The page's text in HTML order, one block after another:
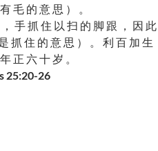
毛 的 意 思 ） 。
手 抓 住 以 扫 的 脚 跟 ， 因 此
抓 住 的 意 思 ） 。 利 百 加 生
正 六 十 岁 。
25:20-26